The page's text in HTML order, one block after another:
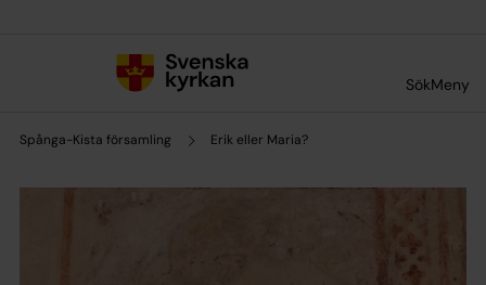
SökMeny
Spånga-Kista församling Erik eller Maria?